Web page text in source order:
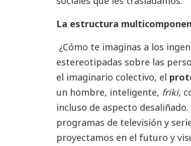
La estructura
¿Cómo te imaginas a los
estereotipadas sobre las
el imaginario colectivo, el
un hombre, inteligente, friki,
incluso de aspecto
programas de televisión y
proyectamos en el futuro y